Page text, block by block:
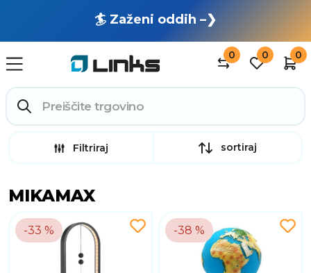
🏄 Zaženi oddih –❯
0 0 0
Filtriraj sortiraj
MIKAMAX
-33 % -38 %